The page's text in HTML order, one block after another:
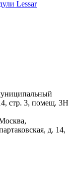
Lessar
стр. 3, помещ. 3Н
д. 14,